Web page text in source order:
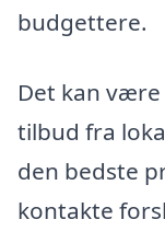
budgettere.
Det kan
tilbud fra
den bedste
kontakte